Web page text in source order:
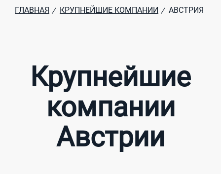
ГЛАВНАЯ / КРУПНЕЙШИЕ КОМПАНИИ / АВСТРИЯ
Крупнейшие
компании
Австрии